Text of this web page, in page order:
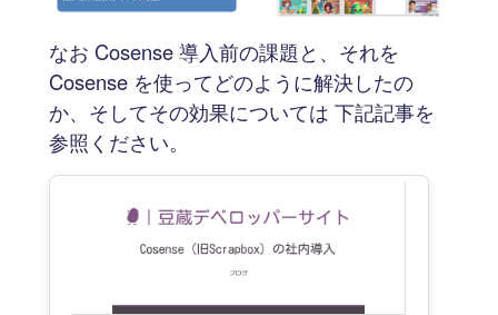
なお Cosense 導入前の課題と、それを
Cosense を使ってどのように解決したの
か、そしてその効果については 下記記事を
参照ください。